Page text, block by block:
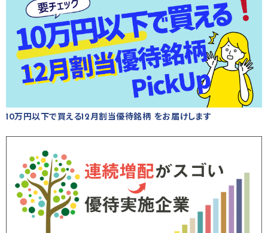
10万円以下で買える12月割当優待銘柄 をお届けします